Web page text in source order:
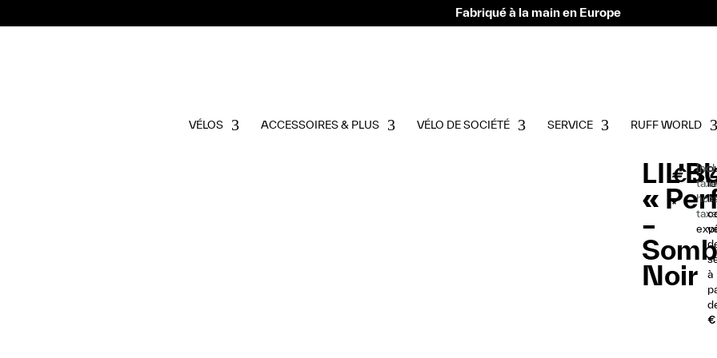
Fabriqué à la main en Europe
VÉLOS ACCESSOIRES & PLUS VÉLO DE SOCIÉTÉ SERVICE RUFF WORLD
«
–
Noir
€
*
Incl.
ou
le
à
€